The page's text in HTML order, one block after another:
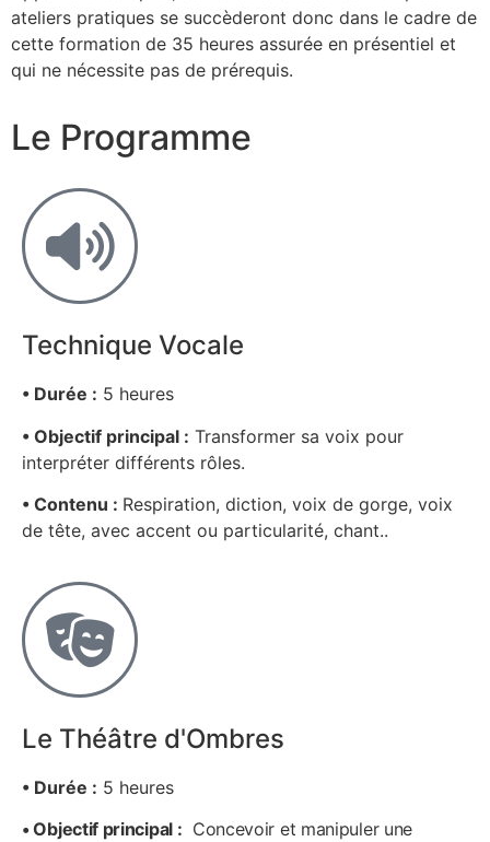
ateliers pratiques se succèderont donc dans le cadre de
cette formation de 35 heures assurée en présentiel et
qui ne nécessite pas de prérequis.
Le Programme
Technique Vocale
• Durée : 5 heures
• Objectif principal : Transformer sa voix pour
interpréter différents rôles.
• Contenu : Respiration, diction, voix de gorge, voix
de tête, avec accent ou particularité, chant..
Le Théâtre d'Ombres
• Durée : 5 heures
• Objectif principal : Concevoir et manipuler une